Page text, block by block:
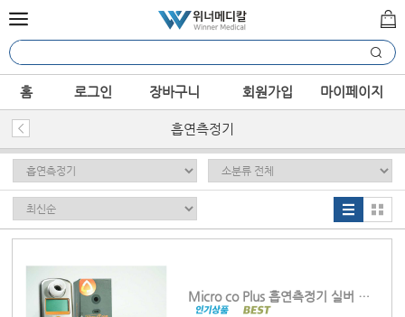
홈 로그인 장바구니 회원가입 마이페이지
흡연측정기
Micro co Plus 흡연측정기 실버 단방향 모니터 (충전식 자외선 살균보관함) 마우스피스100pcs포함